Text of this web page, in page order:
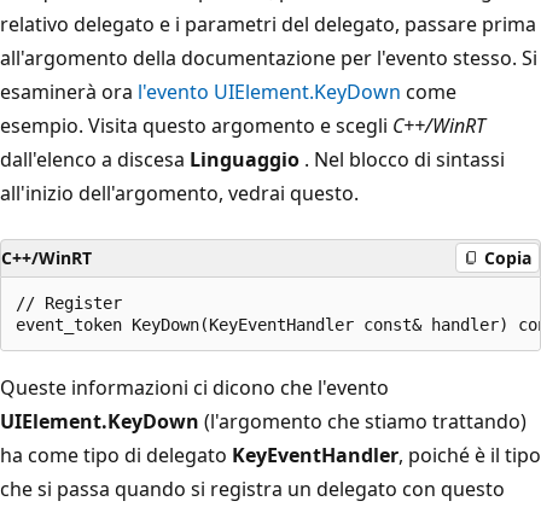
relativo delegato e i parametri del delegato, passare prima
all'argomento della documentazione per l'evento stesso. Si
esaminerà ora l'evento UIElement.KeyDown come
esempio. Visita questo argomento e scegli C++/WinRT
dall'elenco a discesa Linguaggio . Nel blocco di sintassi
all'inizio dell'argomento, vedrai questo.
C++/WinRT Copia
// Register
Queste informazioni ci dicono che l'evento
UIElement.KeyDown (l'argomento che stiamo trattando)
ha come tipo di delegato KeyEventHandler, poiché è il tipo
che si passa quando si registra un delegato con questo